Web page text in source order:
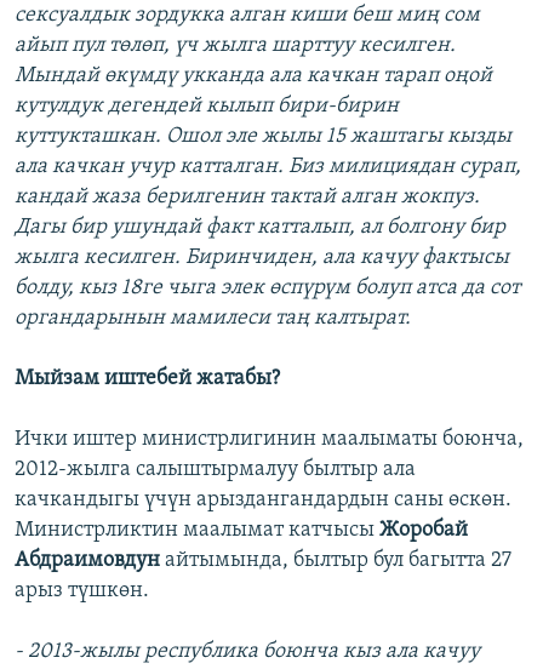
сексуалдык зордукка алган киши беш миң сом
айып пул төлөп, үч жылга шарттуу кесилген.
Мындай өкүмдү укканда ала качкан тарап оңой
кутулдук дегендей кылып бири-бирин
куттукташкан. Ошол эле жылы 15 жаштагы кызды
ала качкан учур катталган. Биз милициядан сурап,
кандай жаза берилгенин тактай алган жокпуз.
Дагы бир ушундай факт катталып, ал болгону бир
жылга кесилген. Биринчиден, ала качуу фактысы
болду, кыз 18ге чыга элек өспүрүм болуп атса да сот
органдарынын мамилеси таң калтырат.
Мыйзам иштебей жатабы?
Ички иштер министрлигинин маалыматы боюнча,
2012-жылга салыштырмалуу былтыр ала
качкандыгы үчүн арыздангандардын саны өскөн.
Министрликтин маалымат катчысы Жоробай
Абдраимовдун айтымында, былтыр бул багытта 27
арыз түшкөн.
- 2013-жылы республика боюнча кыз ала качуу